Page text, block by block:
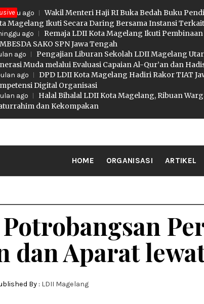
ago
Wakil Menteri Haji RI Buka Bedah Buku
Magelang Ikuti Secara Daring Bersama Instansi Terkait
ago
Remaja LDII Kota Magelang Ikuti
SAKO SPN Jawa Tengah
ago
Pengajian Liburan Sekolah LDII Magelang
Muda melalui Evaluasi Capaian Al-Qur’an dan
ago
DPD LDII Kota Magelang Hadiri Rakor TIAT
Digital Organisasi
ago
Halal Bihalal LDII Kota Magelang, Ribuan
dan Kekompakan
HOME ORGANISASI ARTIKEL
dan Aparat
By : LDII Magelang